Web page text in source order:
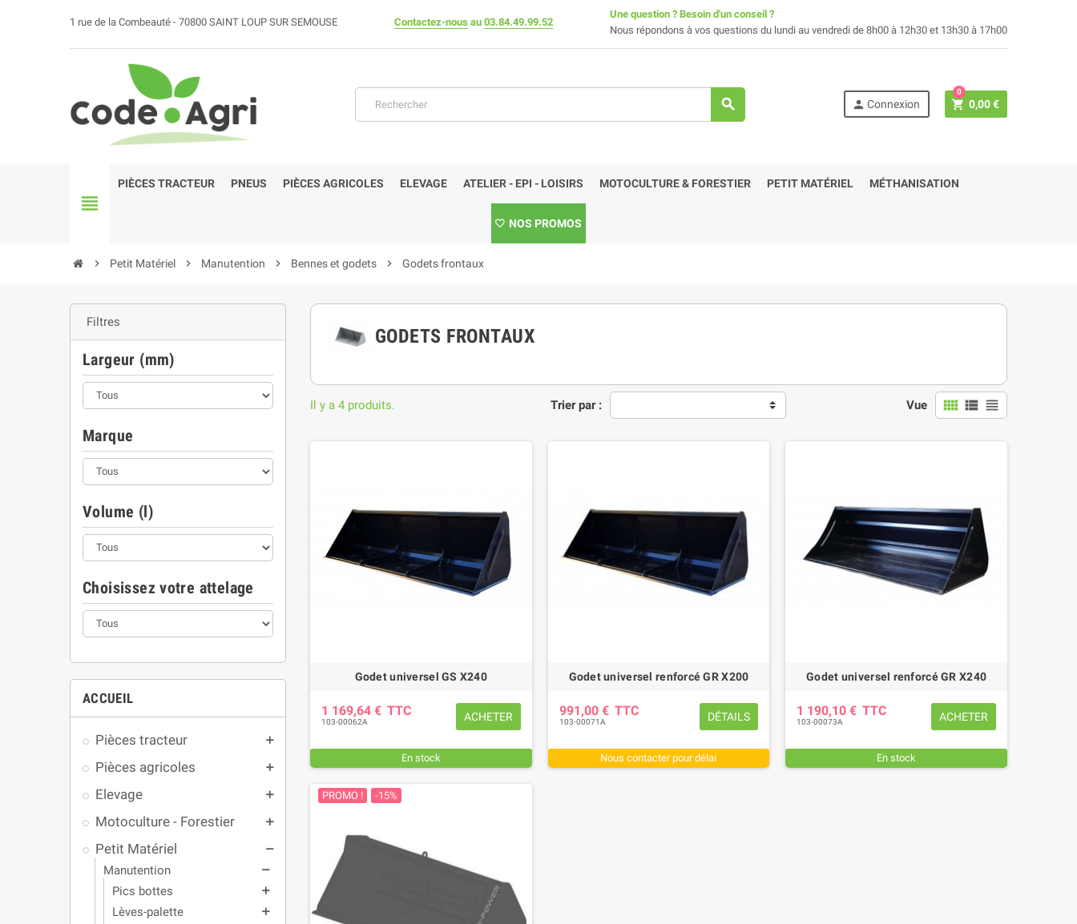
1 rue de la Combeauté - 70800 SAINT LOUP SUR SEMOUSE Contactez-nous au 03.84.49.99.52
Une question ? Besoin d'un conseil ?
Nous répondons à vos questions du lundi au vendredi de 8h00 à 12h30 et 13h30 à 17h00
search person Connexion shopping_cart 0,00 €
0
view_headline
PIÈCES TRACTEUR PNEUS PIÈCES AGRICOLES ELEVAGE ATELIER - EPI - LOISIRS MOTOCULTURE & FORESTIER PETIT MATÉRIEL MÉTHANISATION
NOS PROMOS
chevron_right Petit Matériel chevron_right Manutention chevron_right Bennes et godets chevron_right Godets frontaux
Filtres
Largeur (mm)
Marque
Volume (l)
Choisissez votre attelage
ACCUEIL
Pièces tracteur add
Pièces agricoles add
Elevage add
Motoculture - Forestier add
Petit Matériel remove
Manutention remove
Pics bottes add
Lèves-palette add
GODETS FRONTAUX
Trier par : Vue view_comfy view_list view_headline
Il y a 4 produits.
Godet universel GS X240
1 169,64 € TTC
103-00062A ACHETER
En stock
Godet universel renforcé GR X200
991,00 € TTC
103-00071A DÉTAILS
Nous contacter pour délai
Godet universel renforcé GR X240
1 190,10 € TTC
103-00073A ACHETER
En stock
PROMO ! -15%